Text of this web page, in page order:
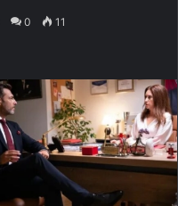
0 11